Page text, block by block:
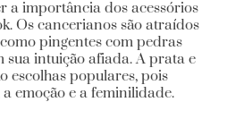
a importância dos acessórios
Os cancerianos são atraídos
pingentes com pedras
sua intuição afiada. A prata e
escolhas populares, pois
emoção e a feminilidade.